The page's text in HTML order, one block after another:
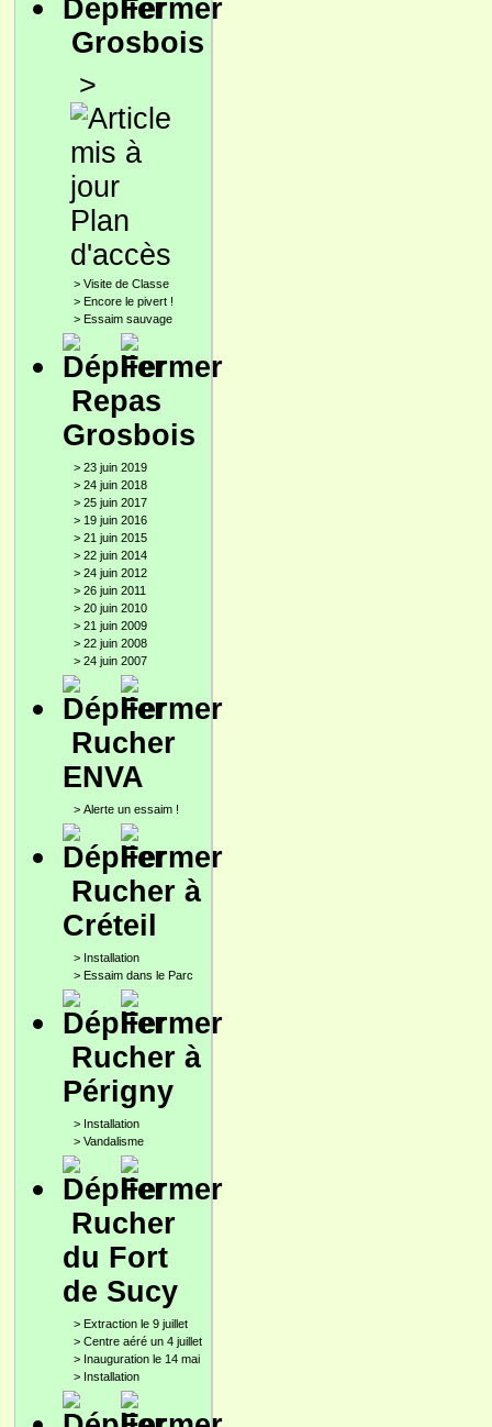
Grosbois
>
Plan
d'accès
> Visite de Classe
> Encore le pivert !
> Essaim sauvage
Repas
Grosbois
> 23 juin 2019
> 24 juin 2018
> 25 juin 2017
> 19 juin 2016
> 21 juin 2015
> 22 juin 2014
> 24 juin 2012
> 26 juin 2011
> 20 juin 2010
> 21 juin 2009
> 22 juin 2008
> 24 juin 2007
Rucher
ENVA
> Alerte un essaim !
Rucher à
Créteil
> Installation
> Essaim dans le Parc
Rucher à
Périgny
> Installation
> Vandalisme
Rucher
du Fort
de Sucy
> Extraction le 9 juillet
> Centre aéré un 4 juillet
> Inauguration le 14 mai
> Installation